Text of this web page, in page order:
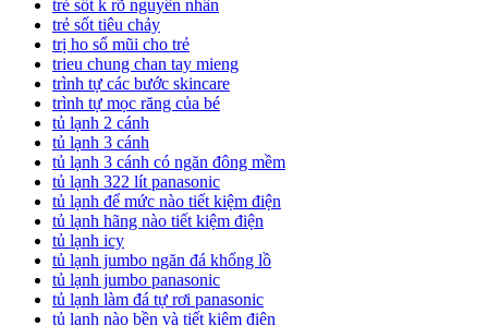
trẻ sốt k rõ nguyên nhân
trẻ sốt tiêu chảy
trị ho sổ mũi cho trẻ
trieu chung chan tay mieng
trình tự các bước skincare
trình tự mọc răng của bé
tủ lạnh 2 cánh
tủ lạnh 3 cánh
tủ lạnh 3 cánh có ngăn đông mềm
tủ lạnh 322 lít panasonic
tủ lạnh để mức nào tiết kiệm điện
tủ lạnh hãng nào tiết kiệm điện
tủ lạnh icy
tủ lạnh jumbo ngăn đá khổng lồ
tủ lạnh jumbo panasonic
tủ lạnh làm đá tự rơi panasonic
tủ lạnh nào bền và tiết kiệm điện